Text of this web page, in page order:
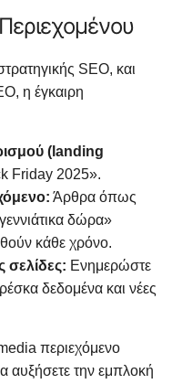
SEO, και
η έγκαιρη
(landing
Friday 2025».
Άρθρα όπως
δώρα»
κάθε χρόνο.
σελίδες: Ενημερώστε
δεδομένα και νέες
περιεχόμενο
αυξήσετε την εμπλοκή